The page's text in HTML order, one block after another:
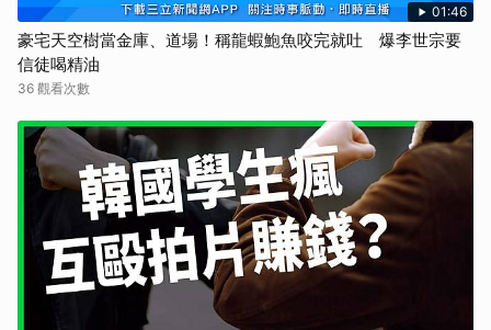
01:46
豪宅天空樹當金庫、道場！稱龍蝦鮑魚咬完就吐 爆李世宗要
信徒喝精油
36 觀看次數